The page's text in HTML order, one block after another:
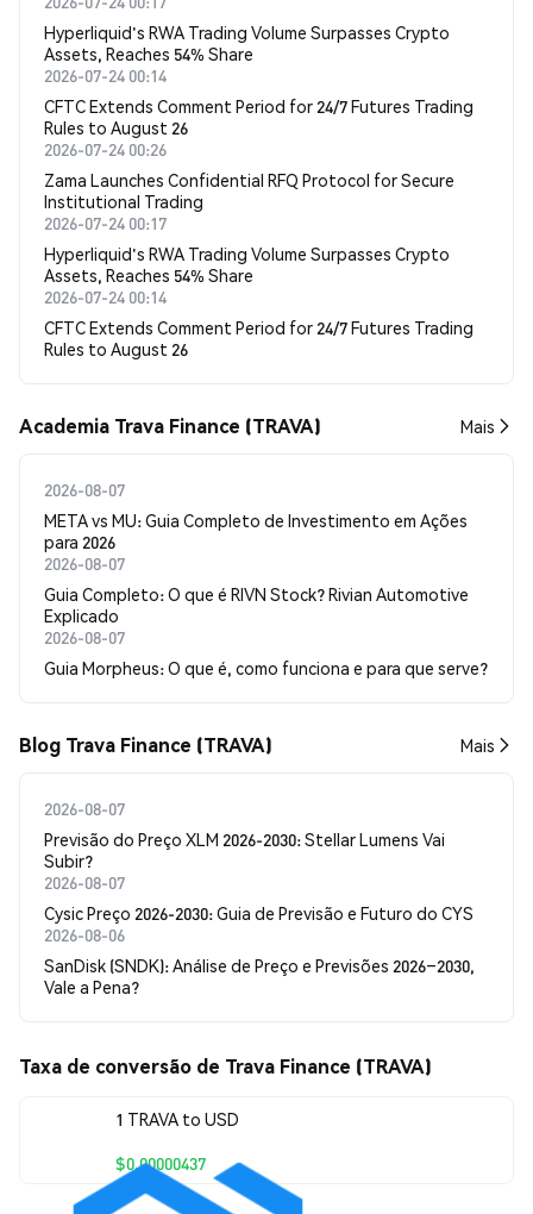
Hyperliquid's RWA Trading Volume Surpasses Crypto
Assets, Reaches 54% Share
2026-07-24 00:14
CFTC Extends Comment Period for 24/7 Futures Trading
Rules to August 26
2026-07-24 00:26
Zama Launches Confidential RFQ Protocol for Secure
Institutional Trading
2026-07-24 00:17
Hyperliquid's RWA Trading Volume Surpasses Crypto
Assets, Reaches 54% Share
2026-07-24 00:14
CFTC Extends Comment Period for 24/7 Futures Trading
Rules to August 26
Academia Trava Finance (TRAVA) Mais
2026-08-07
META vs MU: Guia Completo de Investimento em Ações
para 2026
2026-08-07
Guia Completo: O que é RIVN Stock? Rivian Automotive
Explicado
2026-08-07
Guia Morpheus: O que é, como funciona e para que serve?
Blog Trava Finance (TRAVA) Mais
2026-08-07
Previsão do Preço XLM 2026-2030: Stellar Lumens Vai
Subir?
2026-08-07
Cysic Preço 2026-2030: Guia de Previsão e Futuro do CYS
2026-08-06
SanDisk (SNDK): Análise de Preço e Previsões 2026–2030,
Vale a Pena?
Taxa de conversão de Trava Finance (TRAVA)
1 TRAVA to USD
$0.00000437